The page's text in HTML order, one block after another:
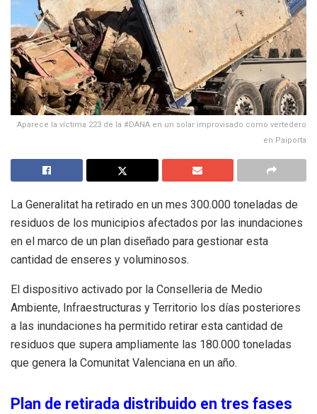
Aparece la víctima 223 de la #DANA en un solar improvisado como vertedero
en Paiporta
La Generalitat ha retirado en un mes 300.000 toneladas de
residuos de los municipios afectados por las inundaciones
en el marco de un plan diseñado para gestionar esta
cantidad de enseres y voluminosos.
El dispositivo activado por la Conselleria de Medio
Ambiente, Infraestructuras y Territorio los días posteriores
a las inundaciones ha permitido retirar esta cantidad de
residuos que supera ampliamente las 180.000 toneladas
que genera la Comunitat Valenciana en un año.
Plan de retirada distribuido en tres fases